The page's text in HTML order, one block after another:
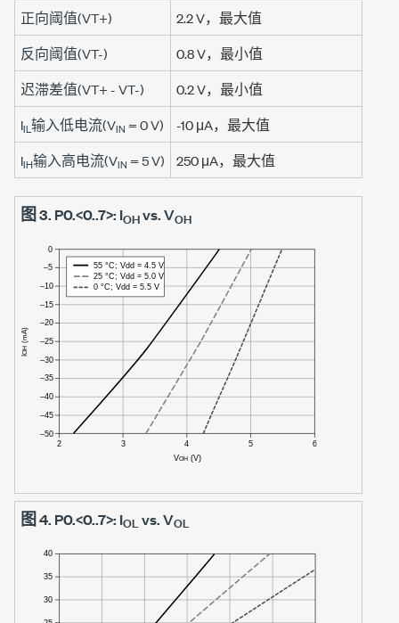
正向阈值(VT+) 2.2 V，最大值
反向阈值(VT-)
0.8 V，最小值
迟滞差值(VT+ - VT-)
0.2 V，最小值
IIL输入低电流(VIN =0 V) -10 μA，最大值
IIH输入高电流(VIN =5 V) 250 μA，最大值
图 3. P0.<0..7>: IOHvs. VOH
图 4. P0.<0..7>: IOL vs. VOL